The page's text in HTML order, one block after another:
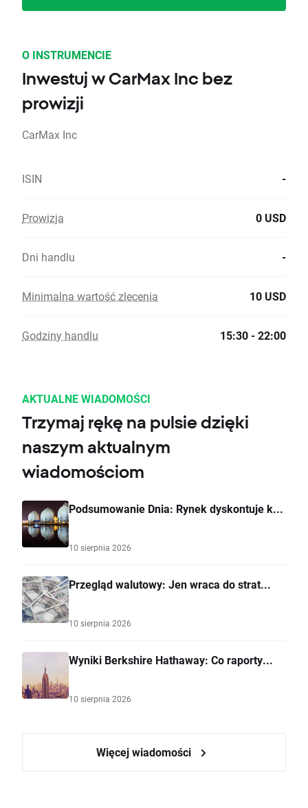
O INSTRUMENCIE
Inwestuj w CarMax Inc bez
prowizji
CarMax Inc
ISIN -
Prowizja 0 USD
Dni handlu -
Minimalna wartość zlecenia 10 USD
Godziny handlu 15:30 - 22:00
AKTUALNE WIADOMOŚCI
Trzymaj rękę na pulsie dzięki
naszym aktualnym
wiadomościom
Podsumowanie Dnia: Rynek dyskontuje k...
10 sierpnia 2026
Przegląd walutowy: Jen wraca do strat...
10 sierpnia 2026
Wyniki Berkshire Hathaway: Co raporty...
10 sierpnia 2026
Więcej wiadomości